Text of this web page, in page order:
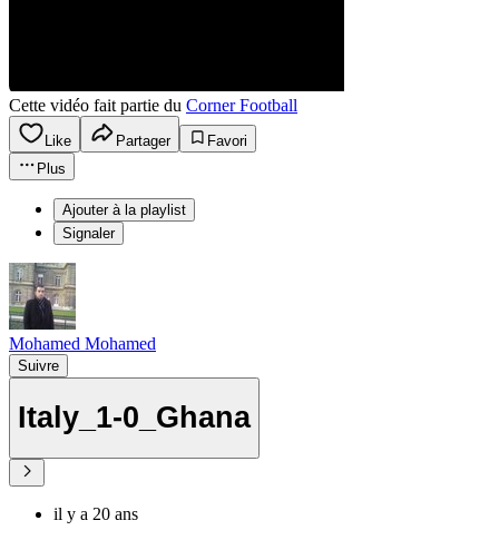
Cette vidéo fait partie du Corner Football
Like Partager
Favori
Plus
Ajouter à la playlist
Signaler
Mohamed Mohamed
Suivre
Italy_1-0_Ghana
il y a 20 ans